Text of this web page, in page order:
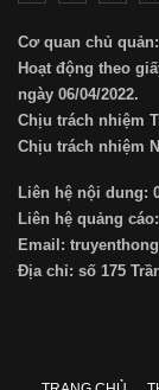
Cơ quan chủ
Hoạt động theo
ngày 06/04/2022.
Chịu trách nhiệm
Chịu trách nhiệm
Liên hệ nội dung:
Liên hệ quảng
Email:
Địa chỉ: số 175